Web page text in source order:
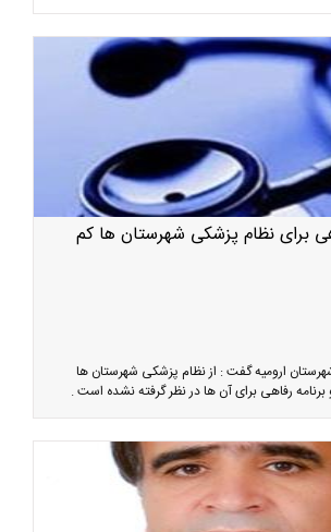
برای نظام پزشکی شهرستان ها کم
ارومیه گفت : از نظام پزشکی شهرستان ها
رفاهی برای آن ها در نظر گرفته نشده است .